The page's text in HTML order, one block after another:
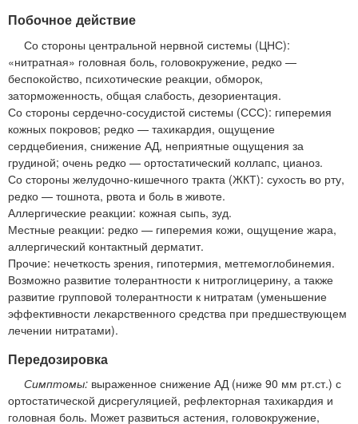
Побочное действие
Со стороны центральной нервной системы (ЦНС):
«нитратная» головная боль, головокружение, редко —
беспокойство, психотические реакции, обморок,
заторможенность, общая слабость, дезориентация.
Со стороны сердечно-сосудистой системы (ССС): гиперемия
кожных покровов; редко — тахикардия, ощущение
сердцебиения, снижение АД, неприятные ощущения за
грудиной; очень редко — ортостатический коллапс, цианоз.
Со стороны желудочно-кишечного тракта (ЖКТ): сухость во рту,
редко — тошнота, рвота и боль в животе.
Аллергические реакции: кожная сыпь, зуд.
Местные реакции: редко — гиперемия кожи, ощущение жара,
аллергический контактный дерматит.
Прочие: нечеткость зрения, гипотермия, метгемоглобинемия.
Возможно развитие толерантности к нитроглицерину, а также
развитие групповой толерантности к нитратам (уменьшение
эффективности лекарственного средства при предшествующем
лечении нитратами).
Передозировка
Симптомы: выраженное снижение АД (ниже 90 мм рт.ст.) с
ортостатической дисрегуляцией, рефлекторная тахикардия и
головная боль. Может развиться астения, головокружение,